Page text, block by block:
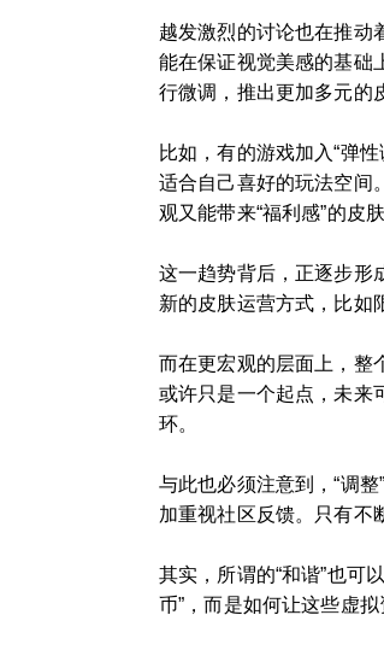
越发激烈的讨论也在推动
能在保证视觉美感的基础
行微调，推出更加多元的
比如，有的游戏加入“弹
适合自己喜好的玩法空间
观又能带来“福利感”的皮肤
这一趋势背后，正逐步形
新的皮肤运营方式，比如
而在更宏观的层面上，整
或许只是一个起点，未来
环。
与此也必须注意到，“调
加重视社区反馈。只有不
其实，所谓的“和谐”也可
币”，而是如何让这些虚